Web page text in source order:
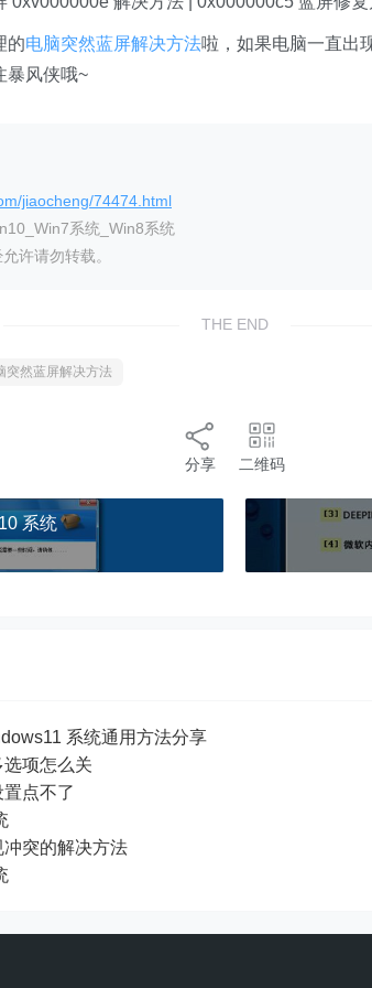
的电脑突然蓝屏解决方法啦，如果电脑一直出
暴风侠哦~
jiaocheng/74474.html
系统_Win8系统
许请勿转载。
THE END
突然蓝屏解决方法
分享 二维码
系统
系统通用方法分享
项怎么关
点不了
突的解决方法